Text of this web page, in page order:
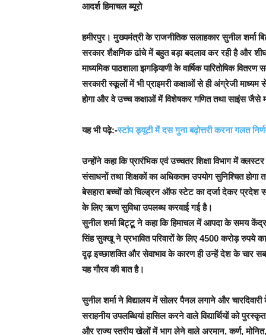
आदर्श हिमाचल ब्यूरो
हमीरपुर। मुख्यमंत्री के राजनीतिक सलाहकार सुनील
सरकार शैक्षणिक ढांचे में बहुत बड़ा बदलाव कर रही है और
माध्यमिक पाठशाला झगड़ियाणी के वार्षिक पारितोषिक
सरकारी स्कूलों में भी प्राइमरी कक्षाओं से ही अंग्रेजी
होगा और वे उच्च कक्षाओं में विशेषकर गणित तथा साइंस जैसे
यह भी पढ़े:-स्टांप ड्यूटी में दस गुना बढ़ोत्तरी करना गलत
उन्होंने कहा कि प्रारंभिक एवं उच्चतर शिक्षा विभाग में
संसाधनों तथा शिक्षकों का अधिकतम उपयोग सुनिश्चित होगा
बेसहारा बच्चों को चिल्ड्रन ऑफ स्टेट का दर्जा देकर प्रदेश
के लिए ऋण सुविधा उपलब्ध करवाई गई है।
सुनील शर्मा बिट्टू ने कहा कि हिमाचल में आपदा के समय
सिंह सुक्खू ने प्रभावित परिवारों के लिए 4500 करोड़ रुपये
दृढ़ इच्छाशक्ति और सेवाभाव के कारण ही उन्हें देश के चार
यह गौरव की बात है।
सुनील शर्मा ने विद्यालय में सोलर पैनल लगाने और
सराहनीय उपलब्धियां हासिल करने वाले विद्यार्थियों को
और राज्य स्तरीय खेलों में भाग लेने वाले अरमान, कर्ण,